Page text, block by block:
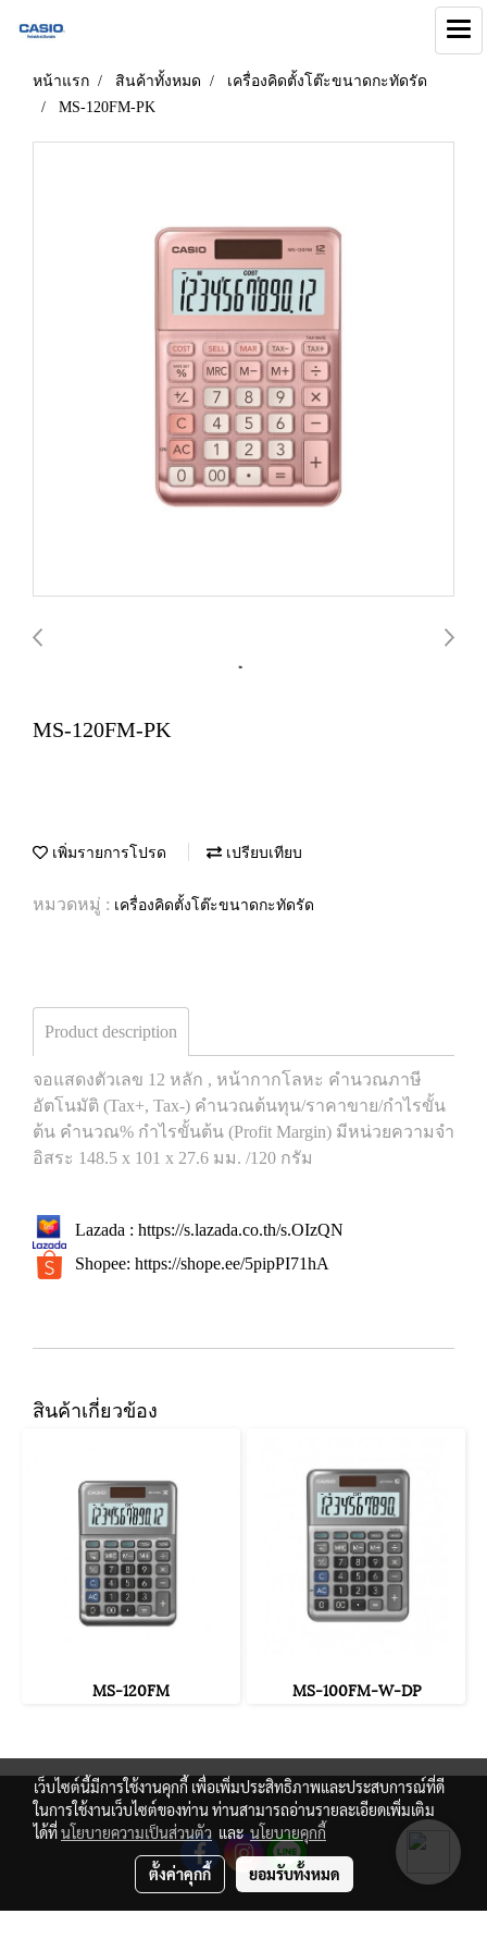
หน้าแรก สินค้าทั้งหมด
เครื่องคิดตั้งโต๊ะขนาดกะทัดรัด
MS-120FM-PK
MS-120FM-PK
เพิ่มรายการโปรด เปรียบเทียบ
หมวดหมู่ : เครื่องคิดตั้งโต๊ะขนาดกะทัดรัด
Product description
จอแสดงตัวเลข 12 หลัก , หน้ากากโลหะ คำนวณภาษี
อัตโนมัติ (Tax+, Tax-) คำนวณต้นทุน/ราคาขาย/กำไรขั้น
ต้น คำนวณ% กำไรขั้นต้น (Profit Margin) มีหน่วยความจำ
อิสระ 148.5 x 101 x 27.6 มม. /120 กรัม
Lazada : https://s.lazada.co.th/s.OIzQN
Shopee: https://shope.ee/5pipPI71hA
สินค้าเกี่ยวข้อง
MS-120FM MS-100FM-W-DP
เว็บไซต์นี้มีการใช้งานคุกกี้ เพื่อเพิ่มประสิทธิภาพและประสบการณ์ที่ดี
ในการใช้งานเว็บไซต์ของท่าน ท่านสามารถอ่านรายละเอียดเพิ่มเติม
ได้ที่นโยบายความเป็นส่วนตัว และนโยบายคุกกี้
ตั้งค่าคุกกี้ ยอมรับทั้งหมด